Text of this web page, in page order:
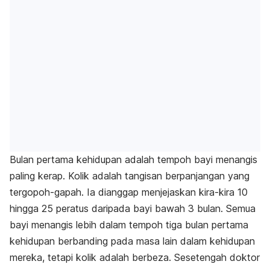
Bulan pertama kehidupan adalah tempoh bayi menangis
paling kerap. Kolik adalah tangisan berpanjangan yang
tergopoh-gapah. Ia dianggap menjejaskan kira-kira 10
hingga 25 peratus daripada bayi bawah 3 bulan. Semua
bayi menangis lebih dalam tempoh tiga bulan pertama
kehidupan berbanding pada masa lain dalam kehidupan
mereka, tetapi kolik adalah berbeza. Sesetengah doktor